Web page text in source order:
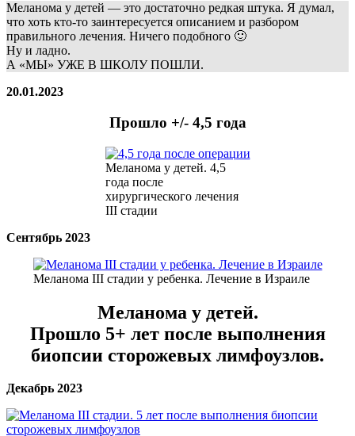
Меланома у детей — это достаточно редкая штука. Я думал,
что хоть кто-то заинтересуется описанием и разбором
правильного лечения. Ничего подобного 🙂
Ну и ладно.
А «МЫ» УЖЕ В ШКОЛУ ПОШЛИ.
20.01.2023
Прошло +/- 4,5 года
Меланома у детей. 4,5
года после
хирургического лечения
III стадии
Сентябрь 2023
Меланома III стадии у ребенка. Лечение в Израиле
Меланома у детей.
Прошло 5+ лет после выполнения
биопсии сторожевых лимфоузлов.
Декабрь 2023